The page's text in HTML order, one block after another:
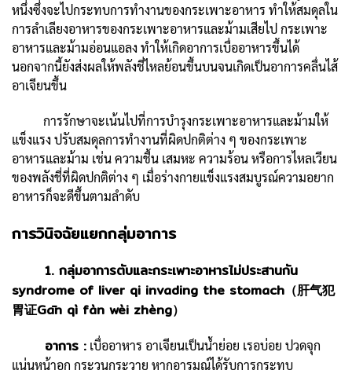
หนึ่งซึ่งจะไปกระทบการทำงานของกระเพาะอาหาร ทำให้สมดุลใน
การลำเลียงอาหารของกระเพาะอาหารและม้ามเสียไป กระเพาะ
อาหารและม้ามอ่อนแอลง ทำให้เกิดอาการเบื่ออาหารขึ้นได้
นอกจากนี้ยังส่งผลให้พลังชี่ไหลย้อนขึ้นบนจนเกิดเป็นอาการคลื่นไส้
อาเจียนขึ้น
การรักษาจะเน้นไปที่การบำรุงกระเพาะอาหารและม้ามให้
แข็งแรง ปรับสมดุลการทำงานที่ผิดปกติต่าง ๆ ของกระเพาะ
อาหารและม้าม เช่น ความชื้น เสมหะ ความร้อน หรือการไหลเวียน
ของพลังชี่ที่ผิดปกติต่าง ๆ เมื่อร่างกายแข็งแรงสมบูรณ์ความอยาก
อาหารก็จะดีขึ้นตามลำดับ
การวินิจฉัยแยกกลุ่มอาการ
1. กลุ่มอาการตับและกระเพาะอาหารไม่ประสานกัน
syndrome of liver qi invading the stomach（肝气犯
胃证Gān qì fàn wèi zhèng）
อาการ : เบื่ออาหาร อาเจียนเป็นน้ำย่อย เรอบ่อย ปวดจุก
แน่นหน้าอก กระวนกระวาย หากอารมณ์ได้รับการกระทบ